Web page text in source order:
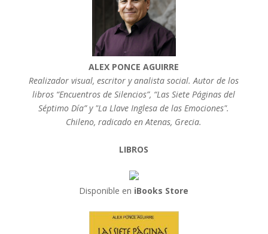
ALEX PONCE AGUIRRE
Realizador visual, escritor y analista social. Autor de los
libros “Encuentros de Silencios”, “Las Siete Páginas del
Séptimo Día” y "La Llave Inglesa de las Emociones".
Chileno, radicado en Atenas, Grecia.
LIBROS
Disponible en iBooks Store